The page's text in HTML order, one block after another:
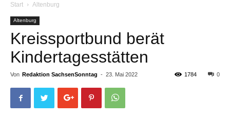
Start Altenburg
Altenburg
Kreissportbund berät
Kindertagesstätten
Von Redaktion SachsenSonntag - 23. Mai 2022 0
1784